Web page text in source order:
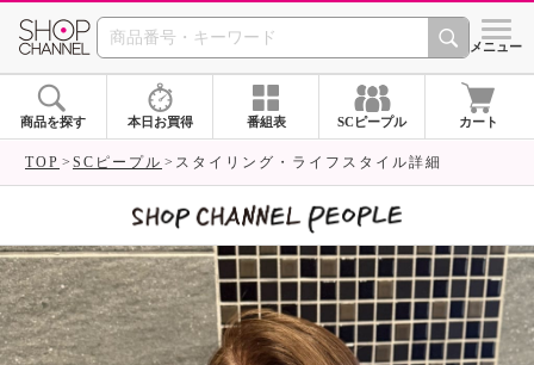
SHOP CHANNEL シメニュー
商品を探す 本日お買得 番組表 SCピープル カート
TOP SCピープル スタイリング・ライフスタイル詳細